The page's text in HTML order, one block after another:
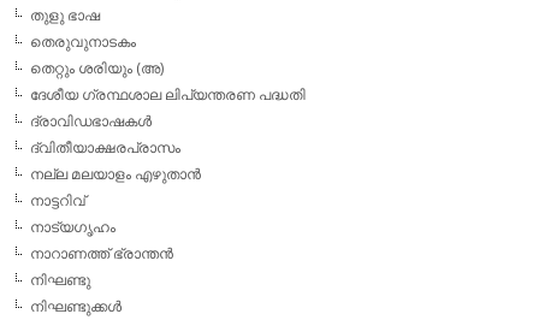
തുളു ഭാഷ
തെരുവുനാടകം
തെറ്റും ശരിയും (അ)
ദേശീയ ഗ്രന്ഥശാല ലിപ്യന്തരണ പദ്ധതി
ദ്രാവിഡഭാഷകള്‍
ദ്വിതീയാക്ഷരപ്രാസം
നല്ല മലയാളം എഴുതാന്‍
നാട്ടറിവ്
നാട്യഗൃഹം
നാറാണത്ത് ഭ്രാന്തന്‍
നിഘണ്ടു
നിഘണ്ടുക്കള്‍